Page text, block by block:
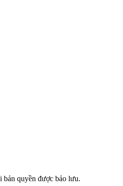
bản quyền được bảo lưu.